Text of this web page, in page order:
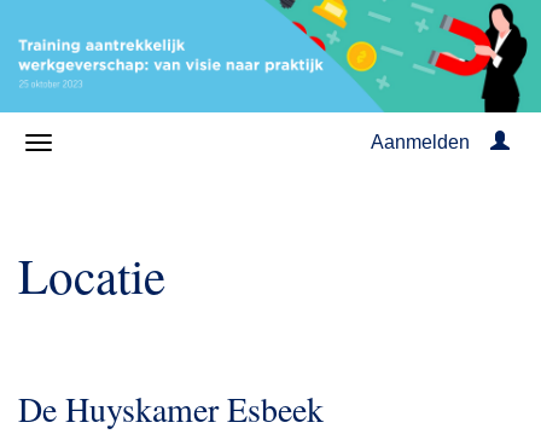
Aanmelden
Locatie
De Huyskamer Esbeek